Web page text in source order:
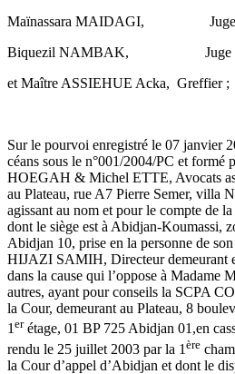
Maïnassara MAIDAGI, Juge,
Biquezil NAMBAK, Juge
et Maître ASSIEHUE Acka, Greffier ;
Sur le pourvoi enregistré le 07 janvier
céans sous le n°001/2004/PC et formé
HOEGAH & Michel ETTE, Avocats
au Plateau, rue A7 Pierre Semer, villa
agissant au nom et pour le compte de
dont le siège est à Abidjan-Koumassi,
Abidjan 10, prise en la personne de
HIJAZI SAMIH, Directeur demeurant
dans la cause qui l’oppose à Madame
autres, ayant pour conseils la SCPA
la Cour, demeurant au Plateau, 8
1erétage, 01 BP 725 Abidjan 01,en
rendu le 25 juillet 2003 par la 1 ère
la Cour d’appel d’Abidjan et dont le